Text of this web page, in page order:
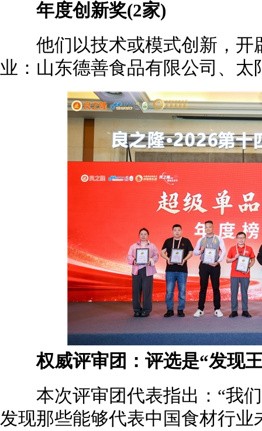
年度创新奖(2家)
他们以技术或模式创新，开
业：山东德善食品有限公司、
权威评审团：评选是“发现王
本次评审团代表指出：“我们
发现那些能够代表中国食材行业